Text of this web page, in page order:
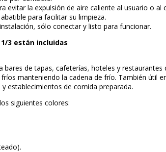
evitar la expulsión de aire caliente al usuario o al
para facilitar su limpieza.
sólo conectar y listo para funcionar.
3 están incluidas
bares de tapas, cafeterías, hoteles y restaurantes
manteniendo la cadena de frío. También útil
establecimientos de comida preparada.
siguientes colores: